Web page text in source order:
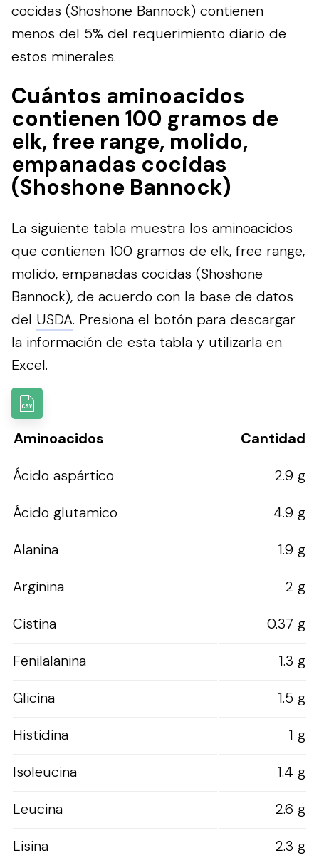
cocidas (Shoshone Bannock) contienen
menos del 5% del requerimiento diario de
estos minerales.
Cuántos aminoacidos
contienen 100 gramos de
elk, free range, molido,
empanadas cocidas
(Shoshone Bannock)
La siguiente tabla muestra los aminoacidos
que contienen 100 gramos de elk, free range,
molido, empanadas cocidas (Shoshone
Bannock), de acuerdo con la base de datos
del USDA. Presiona el botón para descargar
la información de esta tabla y utilizarla en
Excel.
Aminoacidos
Cantidad
Ácido aspártico
2.9 g
Ácido glutamico
4.9 g
Alanina
1.9 g
Arginina
2 g
Cistina
0.37 g
Fenilalanina
1.3 g
Glicina
1.5 g
Histidina
1 g
Isoleucina
1.4 g
Leucina
2.6 g
Lisina
2.3 g